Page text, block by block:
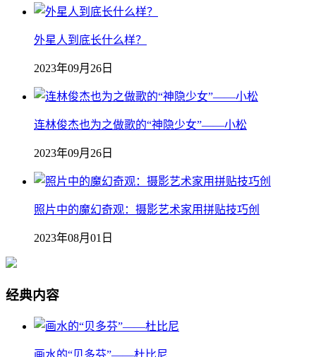
外星人到底长什么样？
2023年09月26日
连林俊杰也为之做歌的“神隐少女”——小松
2023年09月26日
照片中的魔幻奇观：摄影艺术家用拼贴技巧创
2023年08月01日
经典内容
画水的“贝多芬”——杜比尼